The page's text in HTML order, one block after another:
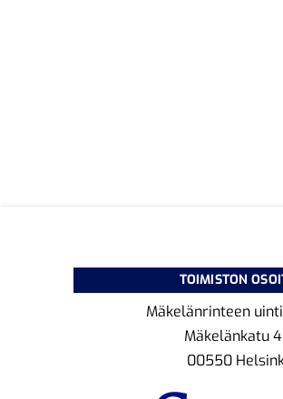
TOIMISTON
Mäkelänrinteen
Mäkelänkatu
00550